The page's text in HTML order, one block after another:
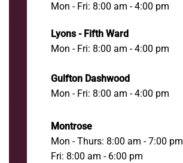
Mon - Fri: 8:00 am - 4:00 pm
Lyons - Fifth Ward
Mon - Fri: 8:00 am - 4:00 pm
Gulfton Dashwood
Mon - Fri: 8:00 am - 4:00 pm
Montrose
Mon - Thurs: 8:00 am - 7:00 pm
Fri: 8:00 am - 6:00 pm